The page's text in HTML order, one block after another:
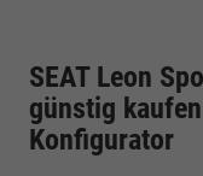
SEAT Leon
günstig
Konfigurator